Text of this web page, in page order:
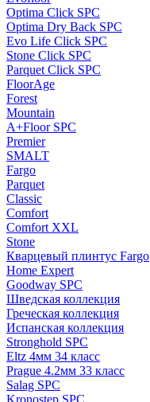
Optima Click SPC
Optima Dry Back SPC
Evo Life Click SPC
Stone Click SPC
Parquet Click SPC
FloorAge
Forest
Mountain
A+Floor SPC
Premier
SMALT
Fargo
Parquet
Classic
Comfort
Comfort XXL
Stone
Кварцевый плинтус Fargo
Home Expert
Goodway SPC
Шведская коллекция
Греческая коллекция
Испанская коллекция
Stronghold SPC
Eltz 4мм 34 класс
Prague 4.2мм 33 класс
Salag SPC
Kronostep SPC